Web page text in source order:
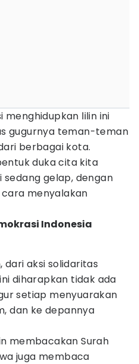
menghidupkan lilin ini
gugurnya teman-teman
berbagai kota.
duka cita kita
sedang gelap, dengan
cara menyalakan
Indonesia
dari aksi solidaritas
diharapkan tidak ada
setiap menyuarakan
dan ke depannya
membacakan Surah
juga membaca